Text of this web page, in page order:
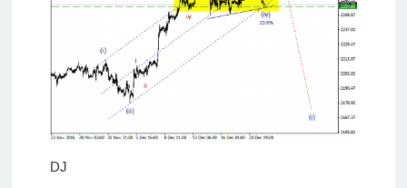
DJ